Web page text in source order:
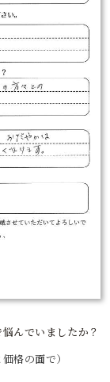
んでいましたか？
格の面で）